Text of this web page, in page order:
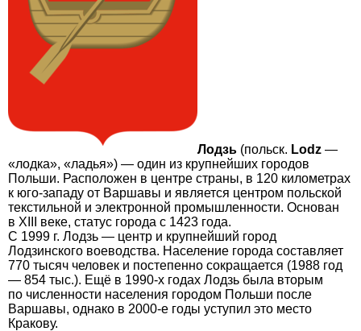
Лодзь (польск. Lodz —
«лодка», «ладья») — один из крупнейших городов
Польши. Расположен в центре страны, в 120 километрах
к юго-западу от Варшавы и является центром польской
текстильной и электронной промышленности. Основан
в XIII веке, статус города с 1423 года.
С 1999 г. Лодзь — центр и крупнейший город
Лодзинского воеводства. Население города составляет
770 тысяч человек и постепенно сокращается (1988 год
— 854 тыс.). Ещё в 1990-х годах Лодзь была вторым
по численности населения городом Польши после
Варшавы, однако в 2000-е годы уступил это место
Кракову.